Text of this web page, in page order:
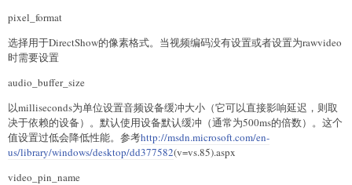
pixel_format
选择用于DirectShow的像素格式。当视频编码没有设置或者设置为rawvideo
时需要设置
audio_buffer_size
以milliseconds为单位设置音频设备缓冲大小（它可以直接影响延迟，则取
决于依赖的设备）。默认使用设备默认缓冲（通常为500ms的倍数）。这个
值设置过低会降低性能。参考http://msdn.microsoft.com/en-
us/library/windows/desktop/dd377582(v=vs.85).aspx
video_pin_name